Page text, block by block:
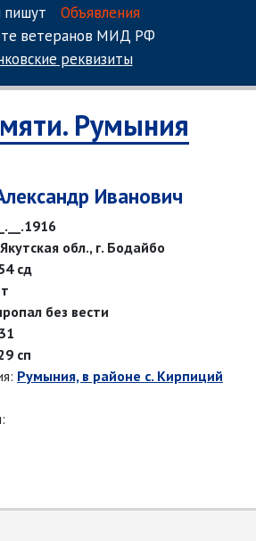
Объявления
ветеранов МИД РФ
реквизиты
Румыния
Иванович
__.__.1916
Якутская обл., г. Бодайбо
сд
без вести
сп
Румыния, в районе с. Кирпиций